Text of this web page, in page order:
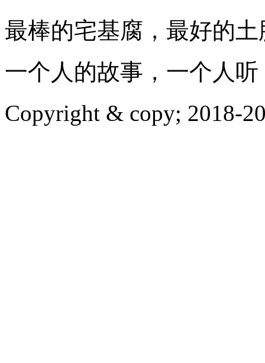
最棒的宅基腐，最好的土
一个人的故事，一个人听
Copyright & copy; 2018-